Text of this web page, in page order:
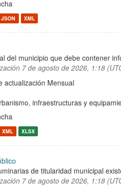
JSON XML
del municipio que debe contener
7 de agosto de 2026, 1:18
actualización Mensual
infraestructuras y
XML XLSX
de titularidad municipal
7 de agosto de 2026, 1:18